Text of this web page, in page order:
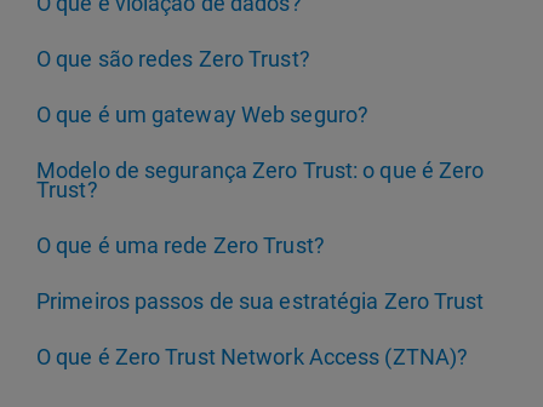
O que são redes Zero Trust?
O que é um gateway Web seguro?
Modelo de segurança Zero Trust: o que é Zero
Trust?
O que é uma rede Zero Trust?
Primeiros passos de sua estratégia Zero Trust
O que é Zero Trust Network Access (ZTNA)?